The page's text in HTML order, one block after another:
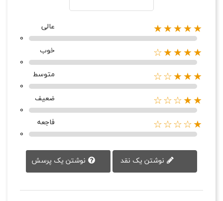
★★★★★
عالی
0
★★★★☆
خوب
0
★★★☆☆
متوسط
0
★★☆☆☆
ضعیف
0
★☆☆☆☆
فاجعه
0
نوشتن یک پرسش